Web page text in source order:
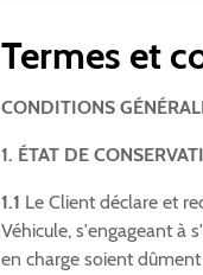
Termes et
CONDITIONS
1. ÉTAT DE
1.1 Le Client déclare et
Véhicule, s'engageant à
en charge soient